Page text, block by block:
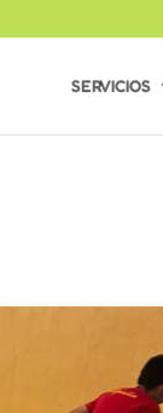
SERVICIOS